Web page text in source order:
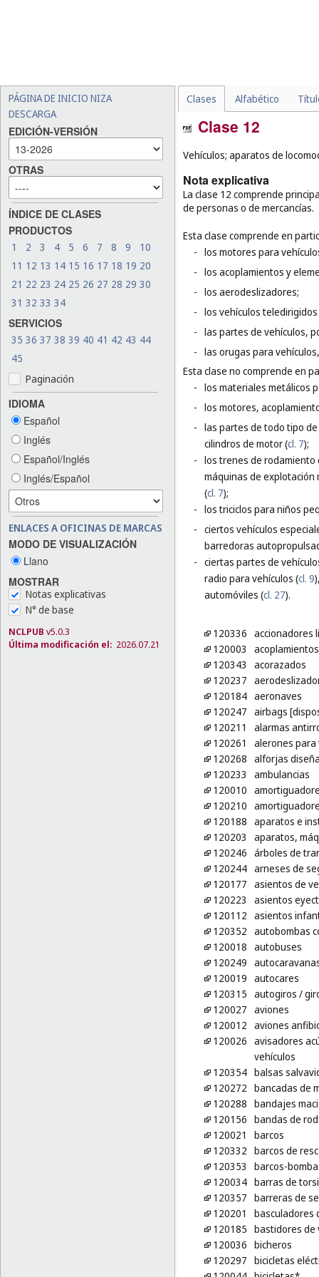
PÁGINA DE INICIO NIZA
DESCARGA
EDICIÓN-VERSIÓN
OTRAS
ÍNDICE DE CLASES
PRODUCTOS
1 2 3 4 5 6 7 8 9
10
11 12 13 14 15 16 17 18 19 20
21 22 23 24 25 26 27 28 29 30
31 32 33 34
SERVICIOS
35 36 37 38 39 40 41 42 43 44
45
Paginación
IDIOMA
Español
Inglés
Español/Inglés
Inglés/Español
ENLACES A OFICINAS DE MARCAS
MODO DE VISUALIZACIÓN
Llano
MOSTRAR
Notas explicativas
N° de base
NCLPUB v5.0.3
Última modificación el: 2026.07.21
Clases Alfabético
Clase 12
Vehículos; aparatos de
Nota explicativa
La clase 12 comprende
de personas o de mercancías.
Esta clase comprende en
- los motores para
- los acoplamientos y
- los aerodeslizadores;
- los vehículos
- las partes de vehículos,
- las orugas para
Esta clase no comprende en
- los materiales metálicos
- los motores,
- las partes de todo tipo
cilindros de motor (cl. 7);
- los trenes de rodamiento
máquinas de explotación
(cl. 7);
- los triciclos para niños
- ciertos vehículos
barredoras
- ciertas partes de
radio para vehículos (cl. 9
automóviles (cl. 27).
120336 accionadores
120003
120343
acorazados
120237
120184 aeronaves
120247 airbags
120211
alarmas
120261
alerones para
120268 alforjas
120233
ambulancias
120010
120210
120188 aparatos e
120203
aparatos,
120246 árboles de
120244 arneses de
120177 asientos de
120223
asientos
120112 asientos
120352 autobombas
120018 autobuses
120249
120019 autocares
120315 autogiros /
120027 aviones
120012 aviones
120026 avisadores
vehículos
120354 balsas
120272 bancadas de
120288 bandajes
120156 bandas de
120021
barcos
120332 barcos de
120353
barcos-
120034 barras de
120357 barreras de
120201
basculadores
120185 bastidores de
120036 bicheros
120297 bicicletas